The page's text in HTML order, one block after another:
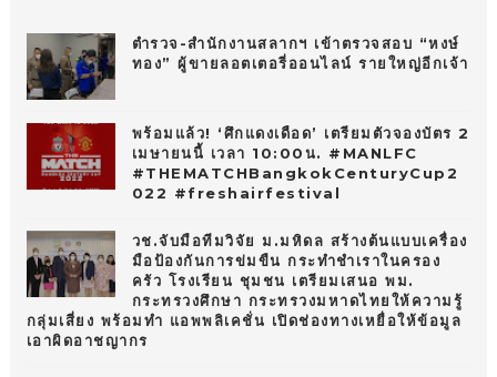
ตำรวจ-สำนักงานสลากฯ เข้าตรวจสอบ “หงษ์
ทอง” ผู้ขายลอตเตอรี่ออนไลน์ รายใหญ่อีกเจ้า
พร้อมแล้ว! ‘ศึกแดงเดือด’ เตรียมตัวจองบัตร 2
เมษายนนี้ เวลา 10:00น. #MANLFC
#THEMATCHBangkokCenturyCup2
022 #freshairfestival
วช.จับมือทีมวิจัย ม.มหิดล สร้างต้นแบบเครื่อง
มือป้องกันการข่มขืน กระทำชำเราในครอง
ครัว โรงเรียน ชุมชน เตรียมเสนอ พม.
กระทรวงศึกษา กระทรวงมหาดไทยให้ความรู้
กลุ่มเสี่ยง พร้อมทำ แอพพลิเคชั่น เปิดช่องทางเหยื่อให้ข้อมูล
เอาผิดอาชญากร